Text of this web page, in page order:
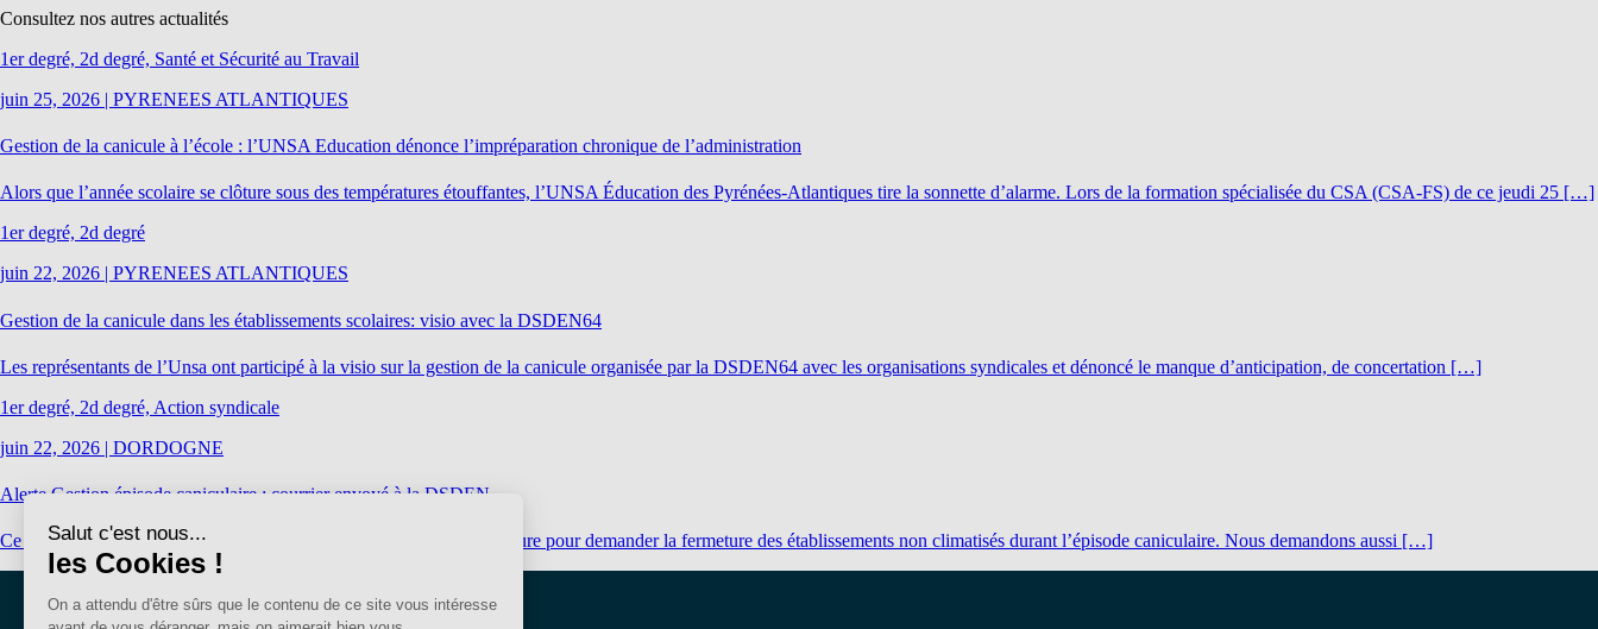
Consultez nos autres actualités
1er degré, 2d degré, Santé et Sécurité au Travail
juin 25, 2026 | PYRENEES ATLANTIQUES
Gestion de la canicule à l’école : l’UNSA Education dénonce l’impréparation chronique de l’administration
Alors que l’année scolaire se clôture sous des températures étouffantes, l’UNSA Éducation des Pyrénées-Atlantiques tire la sonnette d’alarme. Lors de la formation spécialisée du CSA (CSA-FS) de ce jeudi 25 […]
1er degré, 2d degré
juin 22, 2026 | PYRENEES ATLANTIQUES
Gestion de la canicule dans les établissements scolaires: visio avec la DSDEN64
Les représentants de l’Unsa ont participé à la visio sur la gestion de la canicule organisée par la DSDEN64 avec les organisations syndicales et dénoncé le manque d’anticipation, de concertation […]
1er degré, 2d degré, Action syndicale
juin 22, 2026 | DORDOGNE
Alerte Gestion épisode caniculaire : courrier envoyé à la DSDEN
Ce matin, le SE UNSA a écrit un courrier à la DSDEN et à la préfecture pour demander la fermeture des établissements non climatisés durant l’épisode caniculaire. Nous demandons aussi […]